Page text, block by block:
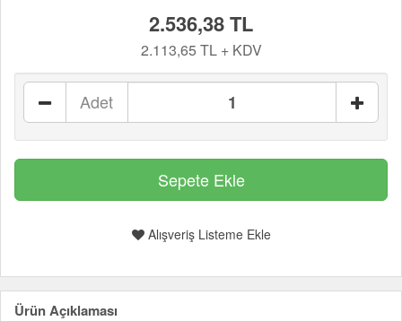
2.536,38 TL
2.113,65 TL + KDV
Adet
Alışveriş Listeme Ekle
Ürün Açıklaması